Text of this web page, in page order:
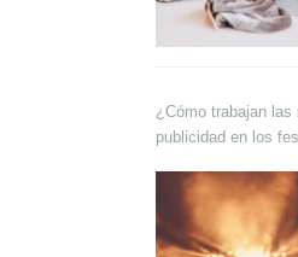
¿Cómo trabajan las
publicidad en los